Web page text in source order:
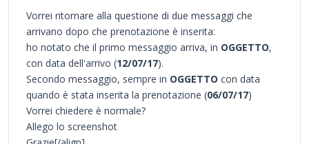
Vorrei ritornare alla questione di due messaggi che
arrivano dopo che prenotazione è inserita:
ho notato che il primo messaggio arriva, in OGGETTO,
con data dell'arrivo (12/07/17).
Secondo messaggio, sempre in OGGETTO con data
quando è stata inserita la prenotazione (06/07/17)
Vorrei chiedere è normale?
Allego lo screenshot